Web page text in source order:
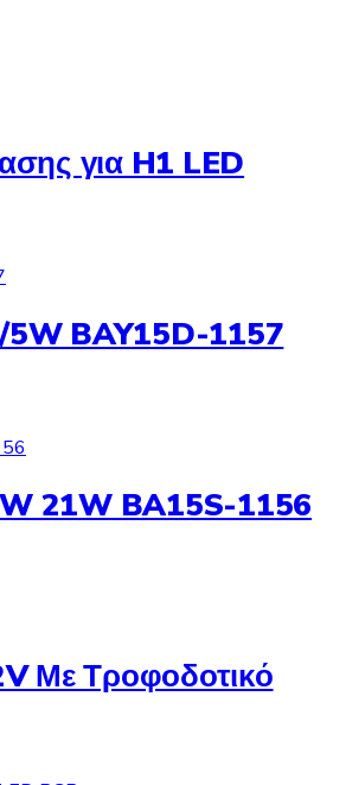
για H1 LED
5W BAY15D-1157
21W BA15S-1156
Με Τροφοδοτικό